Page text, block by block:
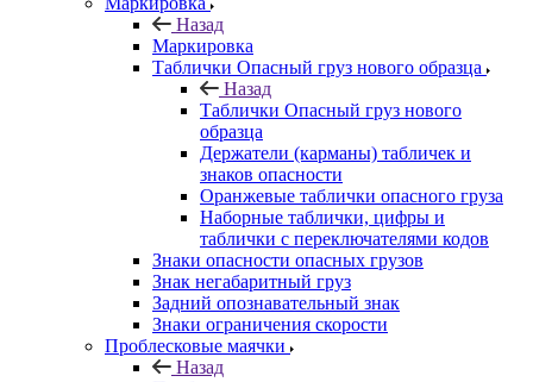
Назад
Маркировка
Таблички Опасный груз нового образца
Назад
Таблички Опасный груз нового
образца
Держатели (карманы) табличек и
знаков опасности
Оранжевые таблички опасного груза
Наборные таблички, цифры и
таблички с переключателями кодов
Знаки опасности опасных грузов
Знак негабаритный груз
Задний опознавательный знак
Знаки ограничения скорости
Проблесковые маячки
Назад